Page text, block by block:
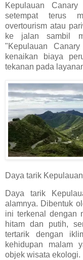
Kepulauan
setempat terus
overtourism atau
ke jalan sambil
"Kepulauan
kenaikan biaya
tekanan pada
Daya tarik
Daya tarik
alamnya. Dibentuk
ini terkenal dengan
hitam dan putih,
tertarik dengan
kehidupan malam
objek wisata ekologi.